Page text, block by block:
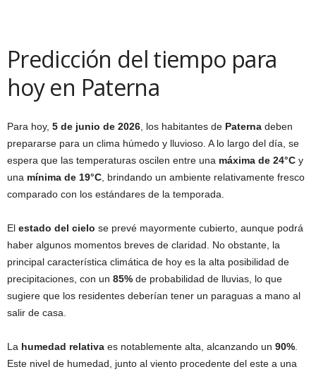
Predicción del tiempo para
hoy en Paterna
Para hoy, 5 de junio de 2026, los habitantes de Paterna deben
prepararse para un clima húmedo y lluvioso. A lo largo del día, se
espera que las temperaturas oscilen entre una máxima de 24°C y
una mínima de 19°C, brindando un ambiente relativamente fresco
comparado con los estándares de la temporada.
El estado del cielo se prevé mayormente cubierto, aunque podrá
haber algunos momentos breves de claridad. No obstante, la
principal característica climática de hoy es la alta posibilidad de
precipitaciones, con un 85% de probabilidad de lluvias, lo que
sugiere que los residentes deberían tener un paraguas a mano al
salir de casa.
La humedad relativa es notablemente alta, alcanzando un 90%.
Este nivel de humedad, junto al viento procedente del este a una